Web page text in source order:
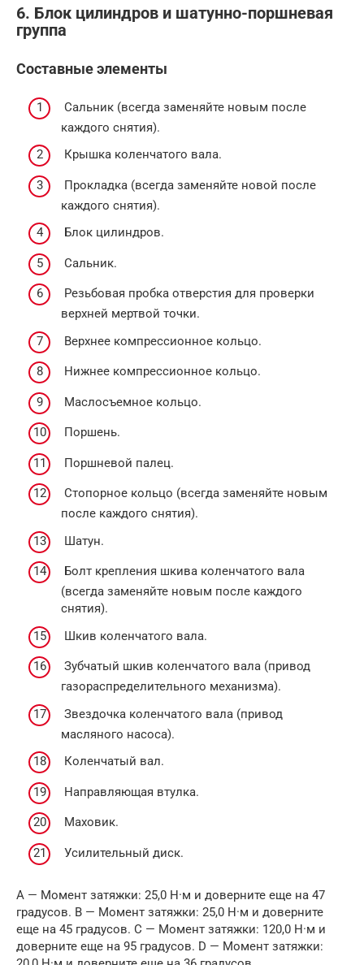
6. Блок цилиндров и шатунно-поршневая
группа
Составные элементы
Сальник (всегда заменяйте новым после
каждого снятия).
Крышка коленчатого вала.
Прокладка (всегда заменяйте новой после
каждого снятия).
Блок цилиндров.
Сальник.
Резьбовая пробка отверстия для проверки
верхней мертвой точки.
Верхнее компрессионное кольцо.
Нижнее компрессионное кольцо.
Маслосъемное кольцо.
Поршень.
Поршневой палец.
Стопорное кольцо (всегда заменяйте новым
после каждого снятия).
Шатун.
Болт крепления шкива коленчатого вала
(всегда заменяйте новым после каждого
снятия).
Шкив коленчатого вала.
Зубчатый шкив коленчатого вала (привод
газораспределительного механизма).
Звездочка коленчатого вала (привод
масляного насоса).
Коленчатый вал.
Направляющая втулка.
Маховик.
Усилительный диск.
А — Момент затяжки: 25,0 Н·м и доверните еще на 47
градусов. В — Момент затяжки: 25,0 Н·м и доверните
еще на 45 градусов. С — Момент затяжки: 120,0 Н·м и
доверните еще на 95 градусов. D — Момент затяжки: